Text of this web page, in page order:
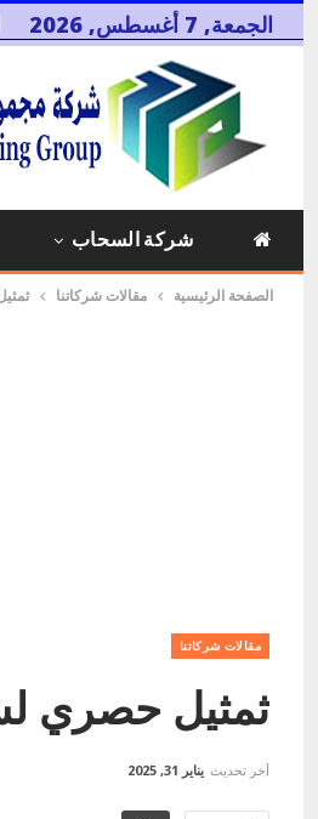
الجمعة, 7 أغسطس, 2026
شركة السحاب
الصفحة الرئيسية مقالات شركاتنا
مقالات شركاتنا
ثمثيل حصري
آخر تحديث يناير 31, 2025